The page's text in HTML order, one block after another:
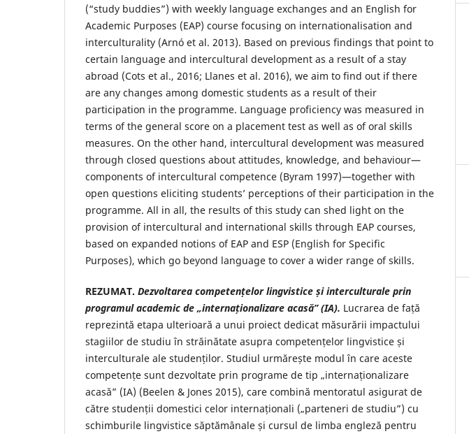
(“study buddies”) with weekly language exchanges and an English for
Academic Purposes (EAP) course focusing on internationalisation and
interculturality (Arnó et al. 2013). Based on previous findings that point to
certain language and intercultural development as a result of a stay
abroad (Cots et al., 2016; Llanes et al. 2016), we aim to find out if there
are any changes among domestic students as a result of their
participation in the programme. Language proficiency was measured in
terms of the general score on a placement test as well as of oral skills
measures. On the other hand, intercultural development was measured
through closed questions about attitudes, knowledge, and behaviour—
components of intercultural competence (Byram 1997)—together with
open questions eliciting students’ perceptions of their participation in the
programme. All in all, the results of this study can shed light on the
provision of intercultural and international skills through EAP courses,
based on expanded notions of EAP and ESP (English for Specific
Purposes), which go beyond language to cover a wider range of skills.
REZUMAT. Dezvoltarea competențelor lingvistice și interculturale prin
programul academic de „internaționalizare acasă” (IA). Lucrarea de față
reprezintă etapa ulterioară a unui proiect dedicat măsurării impactului
stagiilor de studiu în străinătate asupra competențelor lingvistice și
interculturale ale studenților. Studiul urmărește modul în care aceste
competențe sunt dezvoltate prin programe de tip „internaționalizare
acasă” (IA) (Beelen & Jones 2015), care combină mentoratul asigurat de
către studenții domestici celor internaționali („parteneri de studiu”) cu
schimburile lingvistice săptămânale și cursul de limba engleză pentru